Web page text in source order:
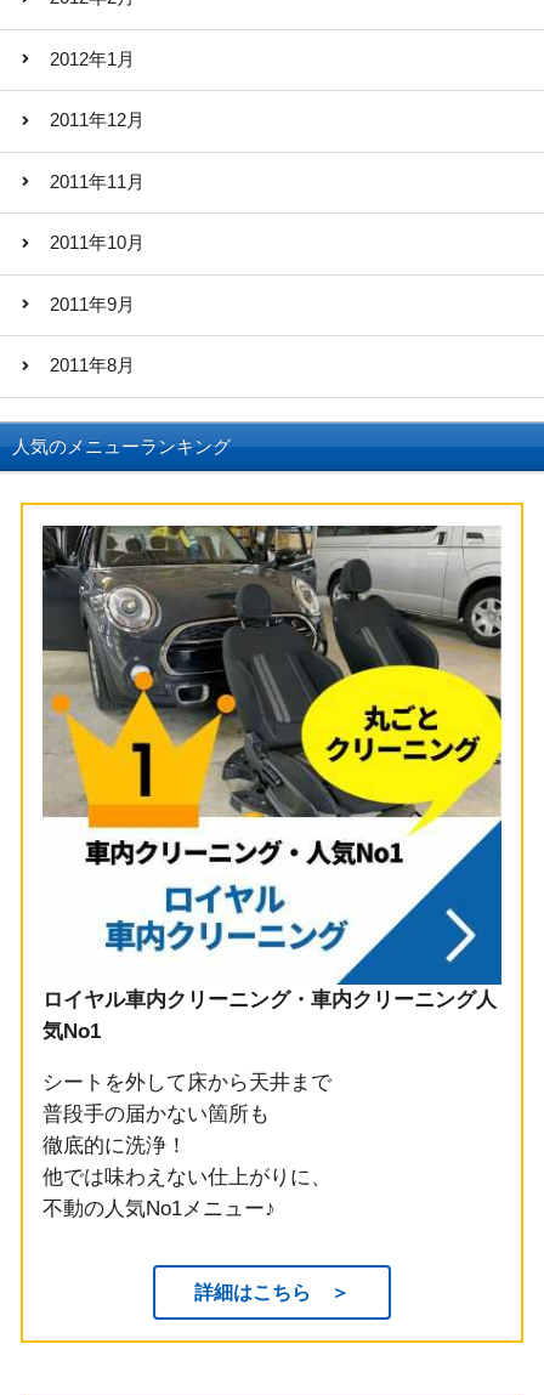
2012年1月
2011年12月
2011年11月
2011年10月
2011年9月
2011年8月
人気のメニューランキング
ロイヤル車内クリーニング・車内クリーニング人
気No1
シートを外して床から天井まで
普段手の届かない箇所も
徹底的に洗浄！
他では味わえない仕上がりに、
不動の人気No1メニュー♪
詳細はこちら ＞